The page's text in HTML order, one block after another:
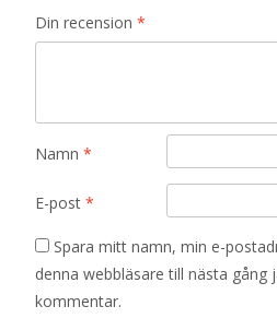
Din recension *
Namn *
E-post *
Spara mitt namn, min e-
denna webbläsare till nästa gång
kommentar.